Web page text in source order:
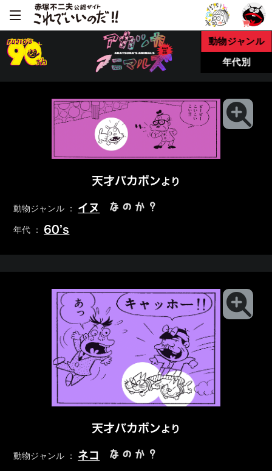
動物ジャンル
年代別
天才バカボンより
動物ジャンル ： イヌ なのか？
年代 ： 60’s
天才バカボンより
動物ジャンル ： ネコ なのか？